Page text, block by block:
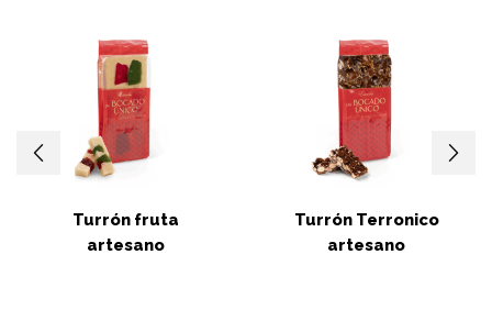
Turrón fruta
artesano
Turrón Terronico
artesano